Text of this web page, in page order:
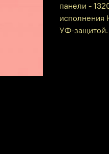
панели -
исполнения
УФ-защитой.